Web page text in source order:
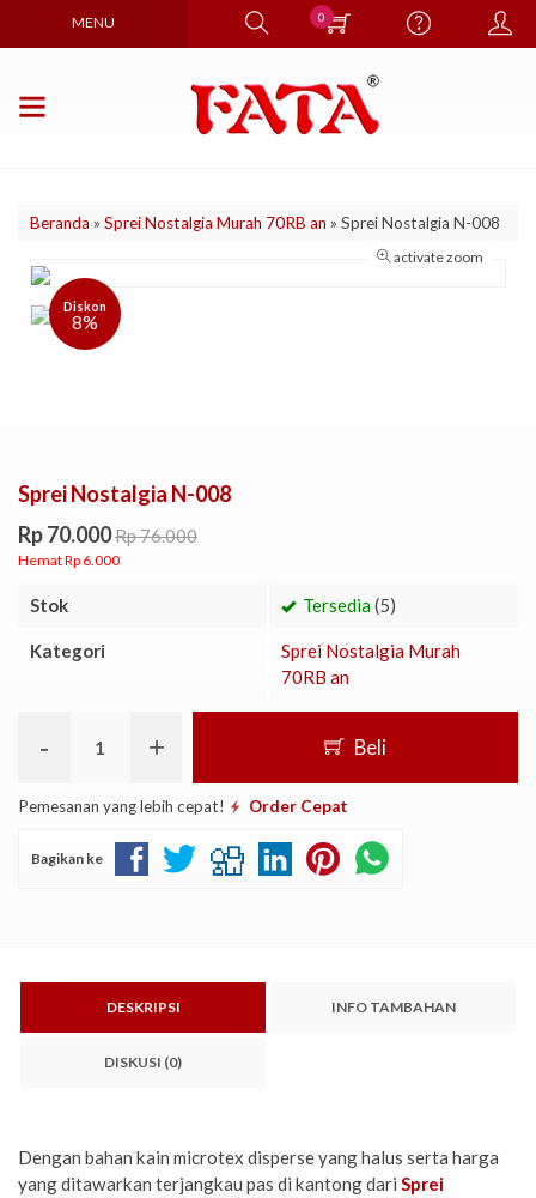
MENU 0
Beranda » Sprei Nostalgia Murah 70RB an » Sprei Nostalgia N-008
activate zoom
Diskon
8%
Sprei Nostalgia N-008
Rp 70.000Rp 76.000
Hemat Rp 6.000
Stok Tersedia(5)
Kategori
Sprei Nostalgia Murah
70RB an
- + Beli
Pemesanan yang lebih cepat! Order Cepat
Bagikan ke
DESKRIPSI INFO TAMBAHAN
DISKUSI (0)
Dengan bahan kain microtex disperse yang halus serta harga
yang ditawarkan terjangkau pas di kantong dari Sprei